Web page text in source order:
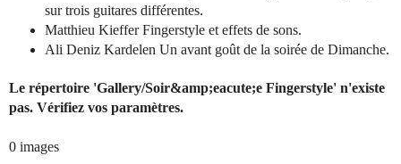
sur trois guitares différentes.
Matthieu Kieffer Fingerstyle et effets de sons.
Ali Deniz Kardelen Un avant goût de la soirée de Dimanche.
Le répertoire 'Gallery/Soir&amp;eacute;e Fingerstyle' n'existe
pas. Vérifiez vos paramètres.
0 images